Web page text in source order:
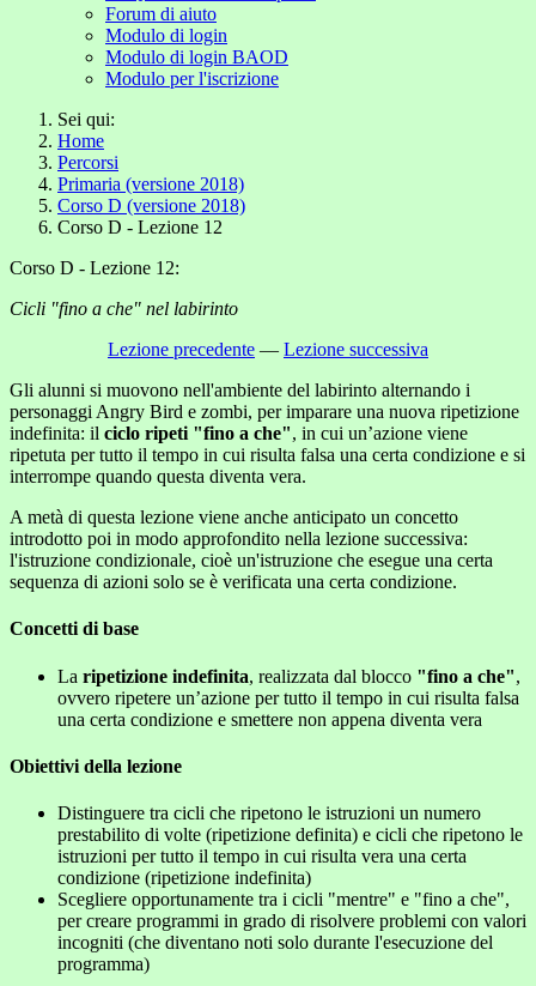
Forum di aiuto
Modulo di login
Modulo di login BAOD
Modulo per l'iscrizione
Sei qui:
Home
Percorsi
Primaria (versione 2018)
Corso D (versione 2018)
Corso D - Lezione 12
Corso D - Lezione 12:
Cicli "fino a che" nel labirinto
Lezione precedente — Lezione successiva
Gli alunni si muovono nell'ambiente del labirinto alternando i
personaggi Angry Bird e zombi, per imparare una nuova ripetizione
indefinita: il ciclo ripeti "fino a che", in cui un’azione viene
ripetuta per tutto il tempo in cui risulta falsa una certa condizione e si
interrompe quando questa diventa vera.
A metà di questa lezione viene anche anticipato un concetto
introdotto poi in modo approfondito nella lezione successiva:
l'istruzione condizionale, cioè un'istruzione che esegue una certa
sequenza di azioni solo se è verificata una certa condizione.
Concetti di base
La ripetizione indefinita, realizzata dal blocco "fino a che",
ovvero ripetere un’azione per tutto il tempo in cui risulta falsa
una certa condizione e smettere non appena diventa vera
Obiettivi della lezione
Distinguere tra cicli che ripetono le istruzioni un numero
prestabilito di volte (ripetizione definita) e cicli che ripetono le
istruzioni per tutto il tempo in cui risulta vera una certa
condizione (ripetizione indefinita)
Scegliere opportunamente tra i cicli "mentre" e "fino a che",
per creare programmi in grado di risolvere problemi con valori
incogniti (che diventano noti solo durante l'esecuzione del
programma)